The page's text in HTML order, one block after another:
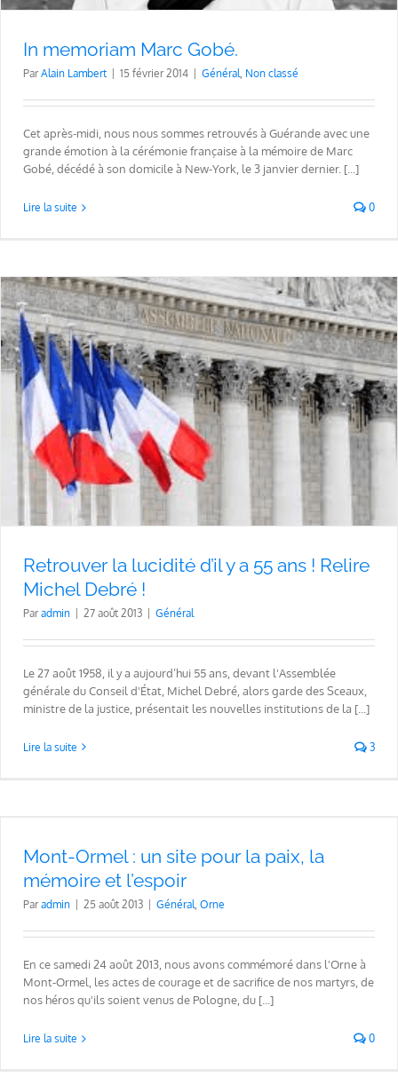
In memoriam Marc Gobé.
ParAlain Lambert 15 février 2014 Général, Non classé
Cet après-midi, nous nous sommes retrouvés à Guérande avec une
grande émotion à la cérémonie française à la mémoire de Marc
Gobé, décédé à son domicile à New-York, le 3 janvier dernier. [...]
Lire la suite 0
Retrouver la lucidité d’il y a 55 ans ! Relire
Michel Debré !
Paradmin | 27 août 2013 | Général
Le 27 août 1958, il y a aujourd’hui 55 ans, devant l'Assemblée
générale du Conseil d'État, Michel Debré, alors garde des Sceaux,
ministre de la justice, présentait les nouvelles institutions de la [...]
Lire la suite 3
Mont-Ormel : un site pour la paix, la
mémoire et l’espoir
Paradmin 25 août 2013 Général, Orne
En ce samedi 24 août 2013, nous avons commémoré dans l'Orne à
Mont-Ormel, les actes de courage et de sacrifice de nos martyrs, de
nos héros qu'ils soient venus de Pologne, du [...]
Lire la suite 0